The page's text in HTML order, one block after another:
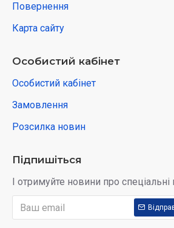
Повернення
Карта сайту
Особистий кабінет
Особистий кабінет
Замовлення
Розсилка новин
Підпишіться
І отримуйте новини про спеціальні